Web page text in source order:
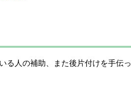
る人の補助、また後片付けを手伝っ